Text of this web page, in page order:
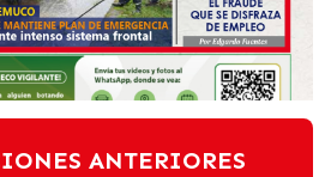
ANTERIORES